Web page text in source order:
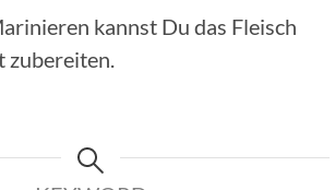
kannst Du das Fleisch
zubereiten.